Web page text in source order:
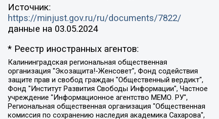
Источник:
https://minjust.gov.ru/ru/documents/7822/
данные на 03.05.2024
* Реестр иностранных агентов:
Калининградская региональная общественная организация "Экозащита!-Женсовет", Фонд содействия защите прав и свобод граждан "Общественный вердикт", Фонд "Институт Развития Свободы Информации", Частное учреждение "Информационное агентство МЕМО. РУ", Региональная общественная организация "Общественная комиссия по сохранению наследия академика Сахарова", Фонд поддержки свободы прессы, Санкт-Петербургская общественная правозащитная организация "Гражданский контроль", Межрегиональная общественная организация "Информационно-просветительский центр "Мемориал", Региональный Фонд "Центр Защиты Прав Средств Массовой Информации", с 05.12.2023 Фонд "Центр Защиты Прав Средств массовой информации", Региональная общественная благотворительная организация помощи беженцам и мигрантам "Гражданское содействие", Негосударственное образовательное учреждение дополнительного профессионального образования (повышение квалификации) специалистов "АКАДЕМИЯ ПО ПРАВАМ ЧЕЛОВЕКА", Свердловская региональная общественная организация "Сутяжник", Автономная некоммерческая организация "Центр независимых социологических исследований", Союз общественных объединений "Российский исследовательский центр по правам человека", Региональное общественное учреждение научно-информационный центр "МЕМОРИАЛ", Некоммерческая организация "Фонд защиты гласности", Автономная некоммерческая организация "Институт прав человека", Городская общественная организация "Екатеринбургское общество "МЕМОРИАЛ", Городская общественная организация "Рязанское историко-просветительское и правозащитное общество "Мемориал" (Рязанский Мемориал), Челябинский региональный орган общественной самодеятельности – женское общественное объединение "Женщины Евразии", Челябинский региональный орган общественной самодеятельности "Уральская правозащитная группа", Фонд содействия защите здоровья и социальной справедливости имени Андрея Рылькова, Автономная Некоммерческая Организация "Аналитический Центр Юрия Левады", Автономная некоммерческая организация социальной поддержки населения "Проект Апрель", Региональная общественная организация помощи женщинам и детям, находящимся в кризисной ситуации "Информационно-методический центр "Анна", Фонд содействия развитию массовых коммуникаций и правовому просвещению "Так-так-Так", Фонд содействия устойчивому развитию "Серебряная тайга", Свердловский региональный общественный фонд социальных проектов "Новое время", "Idel.Реалии", Кавказ.Реалии, Крым.Реалии, Телеканал Настоящее Время, Татаро-башкирская служба Радио Свобода (Azatliq Radiosi), Радио Свободная Европа/Радио Свобода (PCE/PC), "Сибирь.Реалии", "Фактограф", Благотворительный фонд помощи осужденным и их семьям, Автономная некоммерческая организация "Институт глобализации и социальных движений", Фонд "В защиту прав заключенных", Частное учреждение "Центр поддержки и содействия развитию средств массовой информации", Пензенский региональный общественный благотворительный фонд "Гражданский союз", "Север.Реалии", Некоммерческая организация Фонд "Правовая инициатива", Общество с ограниченной ответственностью "Радио Свободная Европа/Радио Свобода", Чешское информационное агентство "MEDIUM-ORIENT", Красноярская региональная общественная организация "Мы против СПИДа", Камалягин Денис Николаевич, Маркелов Сергей Евгеньевич, Пономарев Лев Александрович, Савицкая Людмила Алексеевна, Автономная некоммерческая организация "Центр по работе с проблемой насилия "НАСИЛИЮ.НЕТ", Межрегиональный профессиональный союз работников здравоохранения "Альянс врачей", Юридическое лицо, зарегистрированное в Латвийской Республике, SIA "Medusa Project" (регистрационный номер 40103797863, дата регистрации 10.06.2014), Некоммерческая организация "Фонд по борьбе с коррупцией", Автономная некоммерческая организация "Институт права и публичной политики", Баданин Роман Сергеевич, Гликин Максим Александрович, Железнова Мария Михайловна, Лукьянова Юлия Сергеевна, Маетная Елизавета Витальевна, Маняхин Петр Борисович, Чуракова Ольга Владимировна, Ярош Юлия Петровна, Юридическое лицо "The Insider SIA", зарегистрированное в Риге, Латвийская Республика (дата регистрации 26.06.2015), являющееся администратором доменного имени интернет-издания "The Insider SIA", https://theins.ru, Постернак Алексей Евгеньевич, Рубин Михаил Аркадьевич, Анин Роман Александрович, Юридическое лицо Istories fonds, зарегистрированное в Латвийской Республике (регистрационный номер 50008295751, дата регистрации 24.02.2020), Великовский Дмитрий Александрович, Долинина Ирина Николаевна, Мароховская Алеся Алексеевна, Шлейнов Роман Юрьевич, Шмагун Олеся Валентиновна, Общество с ограниченной ответственностью "Альтаир 2021", Общество с ограниченной ответственностью "Вега 2021", Общество с ограниченной ответственностью "Главный редактор 2021", Общество с ограниченной ответственностью "Ромашки монолит", Важенков Артем Валерьевич, Ивановская областная общественная организация "Центр гендерных исследований", Гурман Юрий Альбертович, Медиапроект "ОВД-Инфо", Егоров Владимир Владимирович, Жилинский Владимир Александрович, Общество с ограниченной ответственностью "ЗП", Иванова София Юрьевна, Карезина Инна Павловна, Кильтау Екатерина Викторовна, Петров Алексей Викторович, Пискунов Сергей Евгеньевич, Смирнов Сергей Сергеевич, Тихонов Михаил Сергеевич, Общество с ограниченной ответственностью "ЖУРНАЛИСТ-ИНОСТРАННЫЙ АГЕНТ", Арапова Галина Юрьевна, Вольтская Татьяна Анатольевна, Американская компания "Mason G.E.S. Anonymous Foundation" (США), являющаяся владельцем интернет-издания https://mnews.world/, Компания "Stichting Bellingcat", зарегистрированная в Нидерландах (дата регистрации 11.07.2018), Захаров Андрей Вячеславович, Клепиковская Екатерина Дмитриевна, Общество с ограниченной ответственностью "МЕМО", Перл Роман Александрович, Симонов Евгений Алексеевич, Соловьева Елена Анатольевна, Сотников Даниил Владимирович, Сурначева Елизавета Дмитриевна, Автономная некоммерческая организация по защите прав человека и информированию населения "Якутия – Наше Мнение", Общество с ограниченной ответственностью "Москоу диджитал медиа", с 26.01.2023 Общество с ограниченной ответственностью "Чайка Белые сады", Ветошкина Валерия Валерьевна, Заговора Максим Александрович, Межрегиональное общественное движение "Российская ЛГБТ - сеть", Оленичев Максим Владимирович, Павлов Иван Юрьевич, Скворцова Елена Сергеевна, Общество с ограниченной ответственностью "Как бы инагент", Кочетков Игорь Викторович, Общество с ограниченной ответственностью "Честные выборы", Еланчик Олег Александрович, Общество с ограниченной ответственностью "Нобелевский призыв", Гималова Регина Эмилевна, Григорьев Андрей Валерьевич, Григорьева Алина Александровна, Ассоциация по содействию защите прав призывников, альтернативнослужащих и военнослужащих "Правозащитная группа "Гражданин.Армия.Право", Хисамова Регина Фаритовна, Автономная некоммерческая организация по реализации социально-правовых программ "Лилит", Дальневосточное общественное движение "Маяк", Санкт-Петербургская ЛГБТ-инициативная группа "Выход", Инициативная группа ЛГБТ+ "Реверс", Алексеев Андрей Викторович, Бекбулатова Таисия Львовна, Беляев Иван Михайлович, Владыкина Елена Сергеевна, Гельман Марат Александрович, Никульшина Вероника Юрьевна, Толоконникова Надежда Андреевна, Шендерович Виктор Анатольевич, Общество с ограниченной ответственностью "Данное сообщение", Общество с ограниченной ответственностью Издательский дом "Новая глава", Айнбиндер Александра Александровна, Московский комьюнити-центр для ЛГБТ+инициатив, Благотворительный фонд развития филантропии, Deutsche Welle (Германия, Kurt-Schumacher-Strasse 3, 53113 Bonn), Борзунова Мария Михайловна, Воробьев Виктор Викторович, Голубева Анна Львовна, Константинова Алла Михайловна, Малкова Ирина Владимировна, Мурадов Мурад Абдулгалимович, Осетинская Елизавета Николаевна, Понасенков Евгений Николаевич, Ганапольский Матвей Юрьевич, Киселев Евгений Алексеевич, Борухович Ирина Григорьевна, Дремин Иван Тимофеевич, Дубровский Дмитрий Викторович, Красноярская региональная общественная организация поддержки и развития альтернативных образовательных технологий и межкультурных коммуникаций "ИНТЕРРА", Маяковская Екатерина Алексеевна, Фейгин Марк Захарович, Филимонов Андрей Викторович, Дзугкоева Регина Николаевна, Доброхотов Роман Александрович, Дудь Юрий Александрович, Елкин Сергей Владимирович, Кругликов Кирилл Игоревич, Сабунаева Мария Леонидовна, Семенов Алексей Владимирович, Шаинян Карен Багратович, Шульман Екатерина Михайловна, Асафьев Артур Валерьевич, Вахштайн Виктор Семенович, Венедиктов Алексей Алексеевич, Лушникова Екатерина Евгеньевна, Волков Леонид Михайлович, Невзоров Александр Глебович, Пархоменко Сергей Борисович, Сироткин Ярослав Николаевич, Кара-Мурза Владимир Владимирович, Баранова Наталья Владимировна, Гозман Леонид Яковлевич, Кагарлицкий Борис Юльевич, Климарев Михаил Валерьевич, Милов Владимир Станиславович, Автономная некоммерческая организация Краснодарский центр современного искусства "Типография", Моргенштерн Алишер Тагирович, Соболь Любовь Эдуардовна, Общество с ограниченной ответственностью "ЛИЗА НОРМ", Каспаров Гарри Кимович, Ходорковский Михаил Борисович, Общество с ограниченной ответственностью "Апрельские тезисы", Данилович Ирина Брониславовна, Кашин Олег Владимирович, Петров Николай Владимирович, Пивоваров Алексей Владимирович, Соколов Михаил Владимирович, Цветкова Юлия Владимировна, Чичваркин Евгений Александрович, Комитет против пыток/Команда против пыток, Общество с ограниченной ответственностью "Первый научный", Общество с ограниченной ответственностью "Вертолет и ко", Белоцерковская Вероника Борисовна, Кац Максим Евгеньевич, Лазарева Татьяна Юрьевна, Шаведдинов Руслан Табризович, Яшин Илья Валерьевич, Общество с ограниченной ответственностью "Иноагент ААВ", Алешковский Дмитрий Петрович, Альбац Евгения Марковна, Быков Дмитрий Львович, Галямина Юлия Евгеньевна, Лойко Сергей Леонидович, Мартынов Кирилл Константинович, Медведев Сергей Александрович, Крашенинников Федор Геннадиевич, Гордеева Катерина Вл